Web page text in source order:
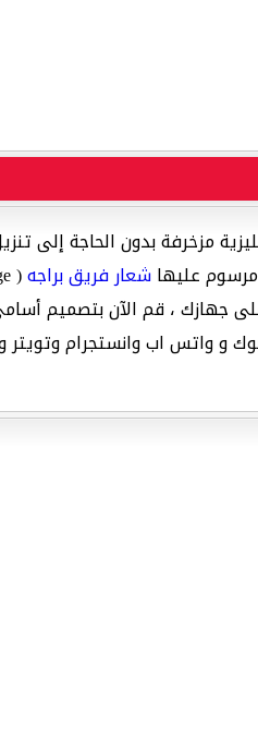
مزخرفة بدون الحاجة إلى
عليهاشعار فريق براجه
على جهازك ، قم الآن بتصميم
واتس اب وانستجرام وتويتر